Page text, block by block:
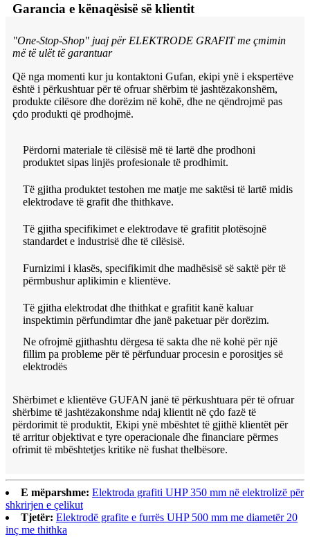
Garancia e kënaqësisë së klientit
"One-Stop-Shop" juaj për ELEKTRODE GRAFIT me çmimin
më të ulët të garantuar
Që nga momenti kur ju kontaktoni Gufan, ekipi ynë i ekspertëve
është i përkushtuar për të ofruar shërbim të jashtëzakonshëm,
produkte cilësore dhe dorëzim në kohë, dhe ne qëndrojmë pas
çdo produkti që prodhojmë.
Përdorni materiale të cilësisë më të lartë dhe prodhoni
produktet sipas linjës profesionale të prodhimit.
Të gjitha produktet testohen me matje me saktësi të lartë midis
elektrodave të grafit dhe thithkave.
Të gjitha specifikimet e elektrodave të grafitit plotësojnë
standardet e industrisë dhe të cilësisë.
Furnizimi i klasës, specifikimit dhe madhësisë së saktë për të
përmbushur aplikimin e klientëve.
Të gjitha elektrodat dhe thithkat e grafitit kanë kaluar
inspektimin përfundimtar dhe janë paketuar për dorëzim.
Ne ofrojmë gjithashtu dërgesa të sakta dhe në kohë për një
fillim pa probleme për të përfunduar procesin e porositjes së
elektrodës
Shërbimet e klientëve GUFAN janë të përkushtuara për të ofruar
shërbime të jashtëzakonshme ndaj klientit në çdo fazë të
përdorimit të produktit, Ekipi ynë mbështet të gjithë klientët për
të arritur objektivat e tyre operacionale dhe financiare përmes
ofrimit të mbështetjes kritike në fushat thelbësore.
E mëparshme: Elektroda grafiti UHP 350 mm në elektrolizë për
shkrirjen e çelikut
Tjetër: Elektrodë grafite e furrës UHP 500 mm me diametër 20
inç me thithka